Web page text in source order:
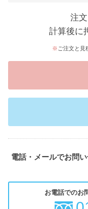
注
計算後に
ご注文と見
電話・メールでお問
お電話でのお